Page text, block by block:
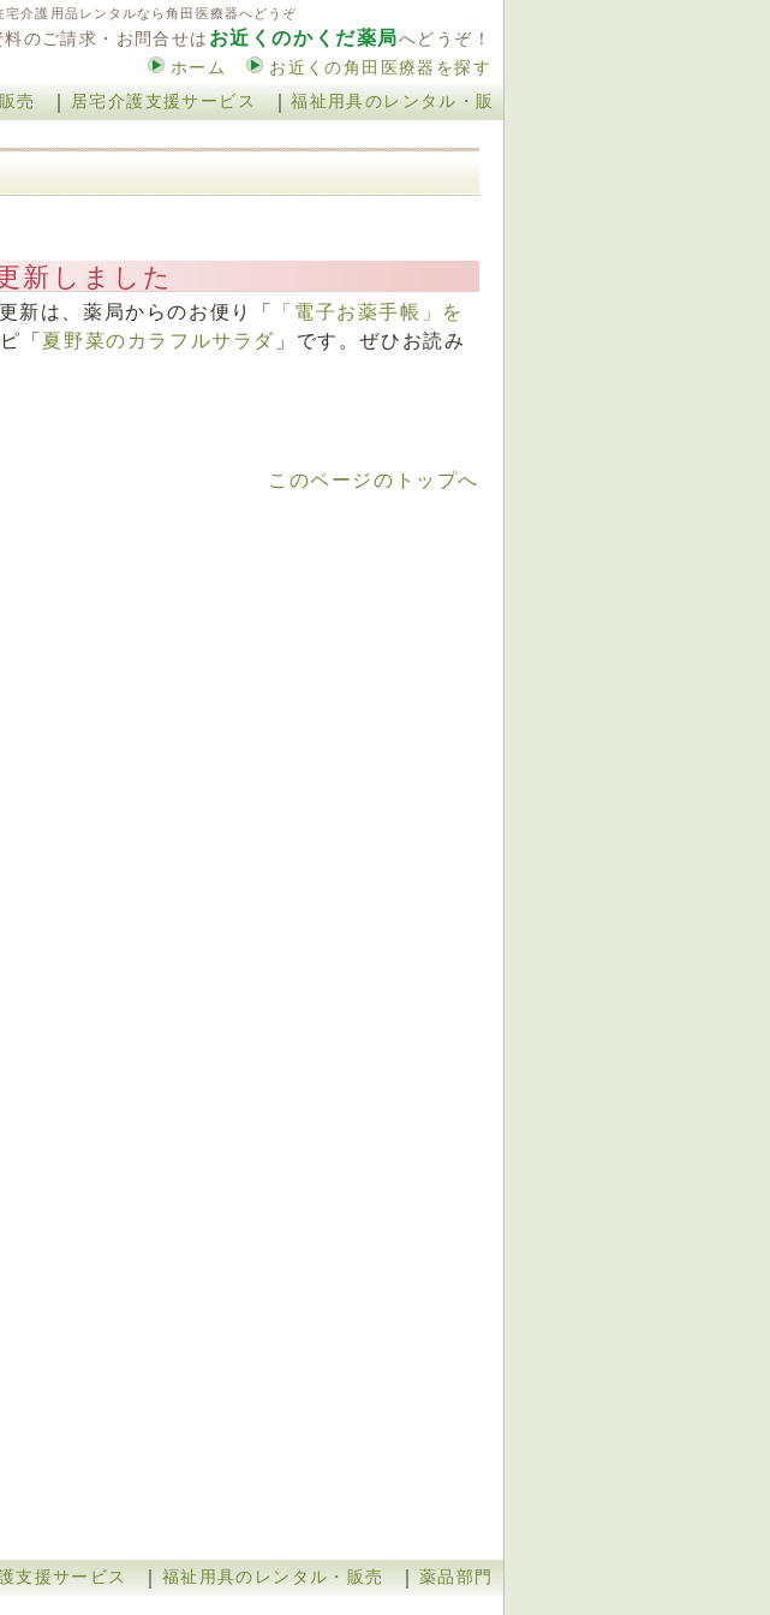
介護用品レンタルなら角田医療器へどうぞ
料のご請求・お問合せは お近くのかくだ薬局へどうぞ！
ホーム
お近くの角田医療器を探す
売 ｜居宅介護支援サービス ｜福祉用具のレンタル・販
新しました
新は、薬局からのお便り「 「電子お薬手帳」を
「夏野菜のカラフルサラダ 」です。ぜひお読み
このページのトップへ
支援サービス ｜ 福祉用具のレンタル・販売 ｜ 薬品部門